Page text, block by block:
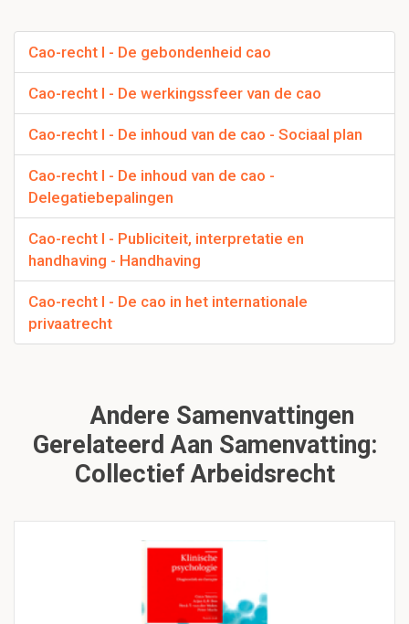
Cao-recht I - De gebondenheid cao
Cao-recht I - De werkingssfeer van de cao
Cao-recht I - De inhoud van de cao - Sociaal plan
Cao-recht I - De inhoud van de cao -
Delegatiebepalingen
Cao-recht I - Publiciteit, interpretatie en
handhaving - Handhaving
Cao-recht I - De cao in het internationale
privaatrecht
Andere Samenvattingen
Gerelateerd Aan Samenvatting:
Collectief Arbeidsrecht